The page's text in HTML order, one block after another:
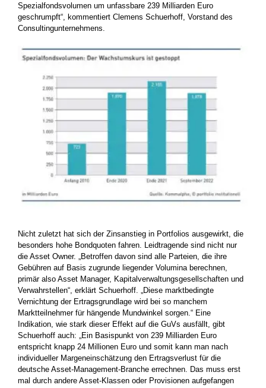
Spezialfondsvolumen um unfassbare 239 Milliarden Euro
geschrumpft“, kommentiert Clemens Schuerhoff, Vorstand des
Consultingunternehmens.
Nicht zuletzt hat sich der Zinsanstieg in Portfolios ausgewirkt, die
besonders hohe Bondquoten fahren. Leidtragende sind nicht nur
die Asset Owner. „Betroffen davon sind alle Parteien, die ihre
Gebühren auf Basis zugrunde liegender Volumina berechnen,
primär also Asset Manager, Kapitalverwaltungsgesellschaften und
Verwahrstellen“, erklärt Schuerhoff. „Diese marktbedingte
Vernichtung der Ertragsgrundlage wird bei so manchem
Marktteilnehmer für hängende Mundwinkel sorgen.“ Eine
Indikation, wie stark dieser Effekt auf die GuVs ausfällt, gibt
Schuerhoff auch: „Ein Basispunkt von 239 Milliarden Euro
entspricht knapp 24 Millionen Euro und somit kann man nach
individueller Margeneinschätzung den Ertragsverlust für die
deutsche Asset-Management-Branche errechnen. Das muss erst
mal durch andere Asset-Klassen oder Provisionen aufgefangen